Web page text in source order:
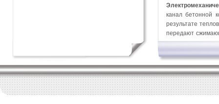
канал бетонной
результате
передают